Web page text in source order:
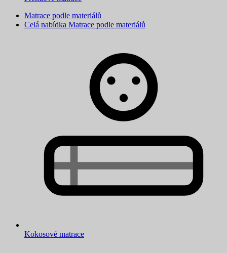
Matrace podle materiálů
Celá nabídka Matrace podle materiálů
Kokosové matrace